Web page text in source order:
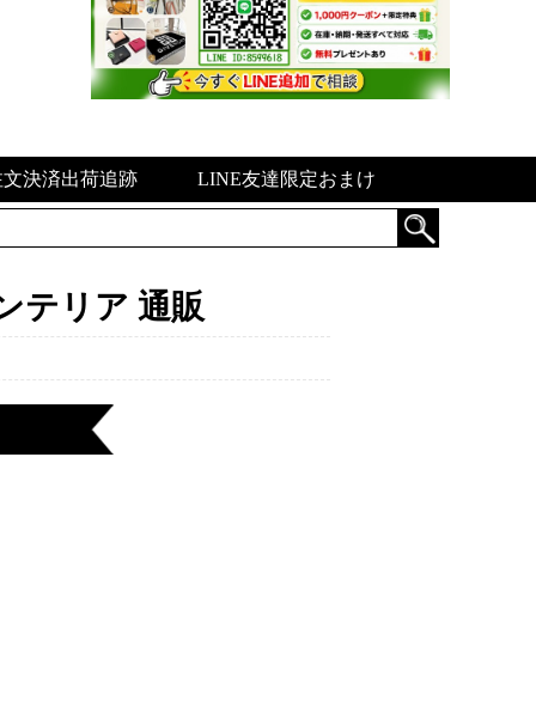
文決済出荷追跡 LINE友達限定おまけ
テリア 通販